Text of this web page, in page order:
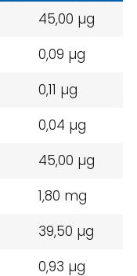
45,00 µg
0,09 µg
0,11 µg
0,04 µg
45,00 µg
1,80 mg
39,50 µg
0,93 µg